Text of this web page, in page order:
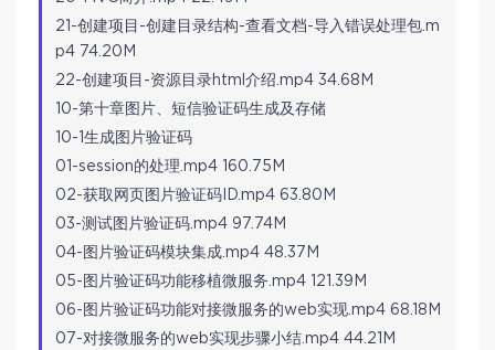
21-创建项目-创建目录结构-查看文档-导入错误处理包.m
p4 74.20M
22-创建项目-资源目录html介绍.mp4 34.68M
10-第十章图片、短信验证码生成及存储
10-1生成图片验证码
01-session的处理.mp4 160.75M
02-获取网页图片验证码ID.mp4 63.80M
03-测试图片验证码.mp4 97.74M
04-图片验证码模块集成.mp4 48.37M
05-图片验证码功能移植微服务.mp4 121.39M
06-图片验证码功能对接微服务的web实现.mp4 68.18M
07-对接微服务的web实现步骤小结.mp4 44.21M